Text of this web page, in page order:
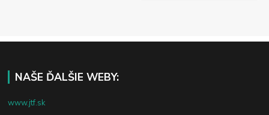
NAŠE ĎALŠIE WEBY:
www.jtf.sk